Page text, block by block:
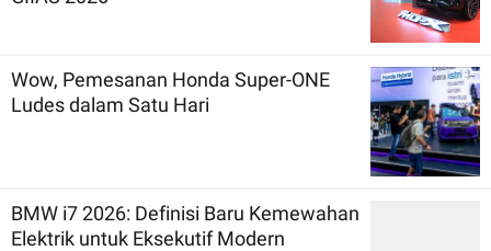
Wow, Pemesanan Honda Super-ONE
Ludes dalam Satu Hari
BMW i7 2026: Definisi Baru Kemewahan
Elektrik untuk Eksekutif Modern